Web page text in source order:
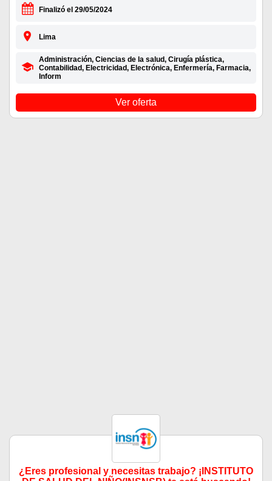
Finalizó el 29/05/2024
Lima
Administración, Ciencias de la salud, Cirugía plástica,
Contabilidad, Electricidad, Electrónica, Enfermería, Farmacia,
Inform
Ver oferta
¿Eres profesional y necesitas trabajo? ¡INSTITUTO